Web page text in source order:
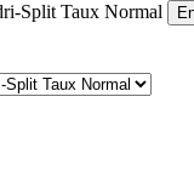
Split Taux Normal